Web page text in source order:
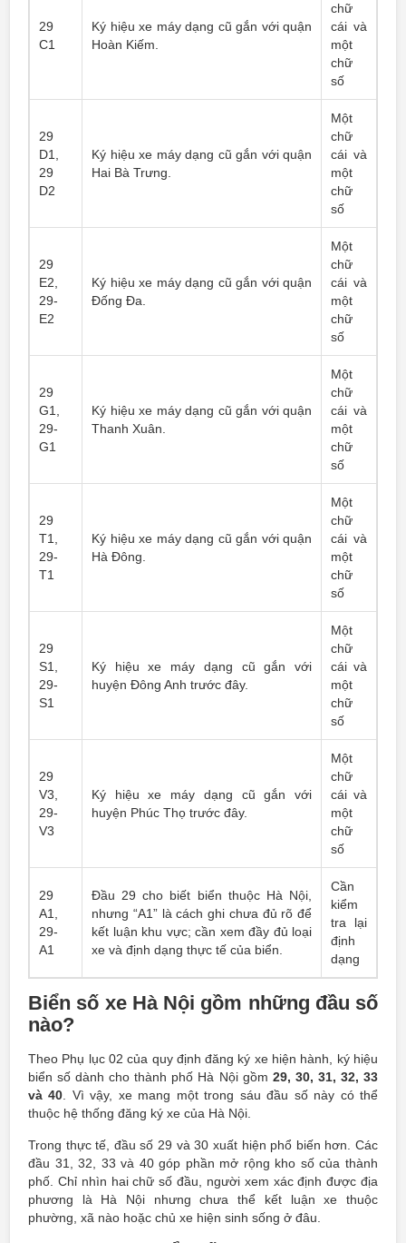
29
C1
Ký hiệu xe máy dạng cũ gắn với quận
Hoàn Kiếm.
chữ
cái và
một
chữ
số
29
D1,
29
D2
Ký hiệu xe máy dạng cũ gắn với quận
Hai Bà Trưng.
Một
chữ
cái và
một
chữ
số
29
E2,
29-
E2
Ký hiệu xe máy dạng cũ gắn với quận
Đống Đa.
Một
chữ
cái và
một
chữ
số
29
G1,
29-
G1
Ký hiệu xe máy dạng cũ gắn với quận
Thanh Xuân.
Một
chữ
cái và
một
chữ
số
29
T1,
29-
T1
Ký hiệu xe máy dạng cũ gắn với quận
Hà Đông.
Một
chữ
cái và
một
chữ
số
29
S1,
29-
S1
Ký hiệu xe máy dạng cũ gắn với
huyện Đông Anh trước đây.
Một
chữ
cái và
một
chữ
số
29
V3,
29-
V3
Ký hiệu xe máy dạng cũ gắn với
huyện Phúc Thọ trước đây.
Một
chữ
cái và
một
chữ
số
29
A1,
29-
A1
Đầu 29 cho biết biển thuộc Hà Nội,
nhưng “A1” là cách ghi chưa đủ rõ để
kết luận khu vực; cần xem đầy đủ loại
xe và định dạng thực tế của biển.
Cần
kiểm
tra lại
định
dạng
Biển số xe Hà Nội gồm những đầu số
nào?
Theo Phụ lục 02 của quy định đăng ký xe hiện hành, ký hiệu
biển số dành cho thành phố Hà Nội gồm 29, 30, 31, 32, 33
và 40 . Vì vậy, xe mang một trong sáu đầu số này có thể
thuộc hệ thống đăng ký xe của Hà Nội.
Trong thực tế, đầu số 29 và 30 xuất hiện phổ biến hơn. Các
đầu 31, 32, 33 và 40 góp phần mở rộng kho số của thành
phố. Chỉ nhìn hai chữ số đầu, người xem xác định được địa
phương là Hà Nội nhưng chưa thể kết luận xe thuộc
phường, xã nào hoặc chủ xe hiện sinh sống ở đâu.